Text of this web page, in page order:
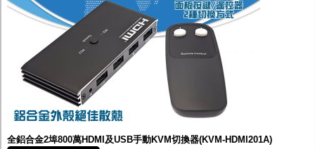
全鋁合金2埠800萬HDMI及USB手動KVM切換器(KVM-HDMI201A)